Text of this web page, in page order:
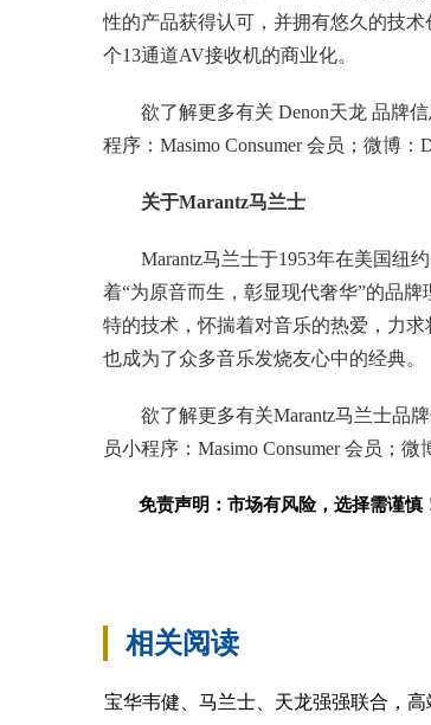
性的产品获得认可，并拥有悠久的技
个13通道AV接收机的商业化。
欲了解更多有关 Denon天龙 品牌
程序：Masimo Consumer 会员；微博：
关于Marantz马兰士
Marantz马兰士于1953年在美国纽
着“为原音而生，彰显现代奢华”的品
特的技术，怀揣着对音乐的热爱，力
也成为了众多音乐发烧友心中的经典。
欲了解更多有关Marantz马兰士品
员小程序：Masimo Consumer 会员；微
免责声明：市场有风险，选择需谨慎
相关阅读
宝华韦健、马兰士、天龙强强联合，